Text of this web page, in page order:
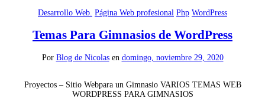
Desarrollo Web. Página Web profesional Php WordPress
Temas Para Gimnasios de WordPress
Por Blog de Nicolas en domingo, noviembre 29, 2020
Proyectos – Sitio Webpara un Gimnasio VARIOS TEMAS WEB
WORDPRESS PARA GIMNASIOS